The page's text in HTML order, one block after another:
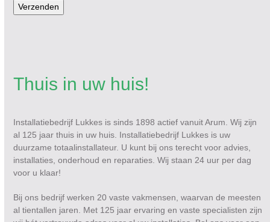
Verzenden
Thuis in uw huis!
Installatiebedrijf Lukkes is sinds 1898 actief vanuit Arum. Wij zijn
al 125 jaar thuis in uw huis. Installatiebedrijf Lukkes is uw
duurzame totaalinstallateur. U kunt bij ons terecht voor advies,
installaties, onderhoud en reparaties. Wij staan 24 uur per dag
voor u klaar!
Bij ons bedrijf werken 20 vaste vakmensen, waarvan de meesten
al tientallen jaren. Met 125 jaar ervaring en vaste specialisten zijn